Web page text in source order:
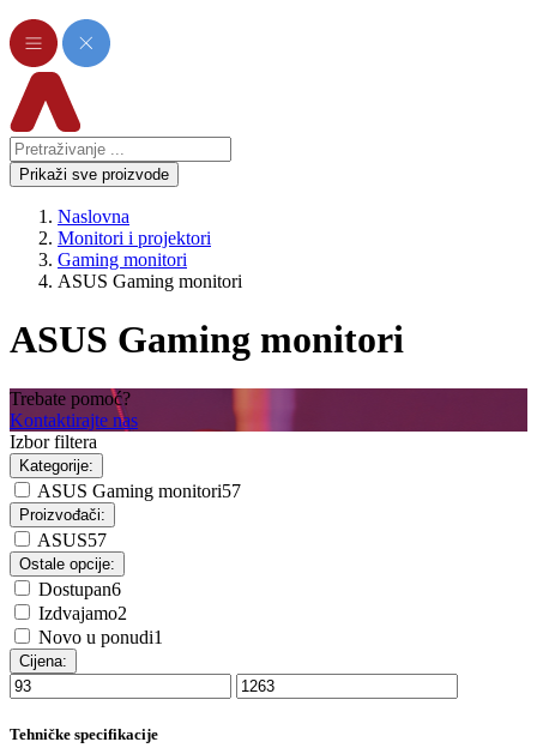
Prikaži sve proizvode
Naslovna
Monitori i projektori
Gaming monitori
ASUS Gaming monitori
ASUS Gaming monitori
Trebate pomoć?
Kontaktirajte nas
Izbor filtera
Kategorije:
ASUS Gaming monitori57
Proizvođači:
ASUS57
Ostale opcije:
Dostupan6
Izdvajamo2
Novo u ponudi1
Cijena:
Tehničke specifikacije